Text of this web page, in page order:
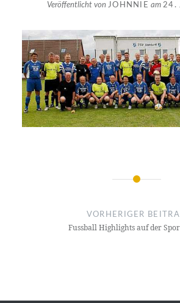
Veröffentlicht von JOHNNIE am 24.
Beitragsnavigation
VORHERIGER
Fussball Highlights auf der